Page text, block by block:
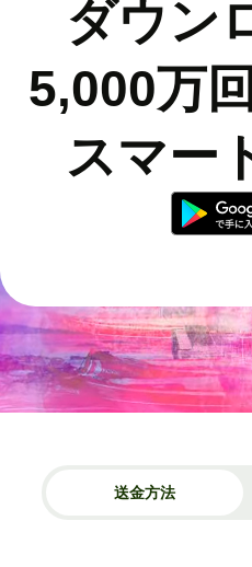
ダウン
5,000万
スマー
送金方法